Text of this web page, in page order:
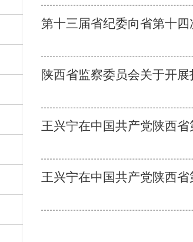
第十三届省纪委向省第十四
陕西省监察委员会关于开
王兴宁在中国共产党陕西
王兴宁在中国共产党陕西